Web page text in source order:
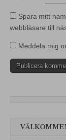
Spara mitt
webbläsare till
Meddela mig